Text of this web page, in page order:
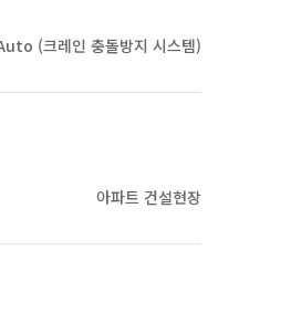
(크레인 충돌방지 시스템)
아파트 건설현장